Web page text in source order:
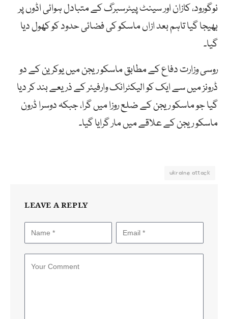
نوگورود، کازان اور سینٹ پیٹرسبرگ کے متبادل ہوائی اڈوں پر
بھیجا گیا تاہم بعد ازاں ماسکو کی فضائی حدود کو کھول دیا
گیا۔
روسی وزارت دفاع کے مطابق ماسکو ریجن میں یوکرین کے دو
ڈرونز میں سے ایک کو الیکٹرانک وارفیئر کے ذریعے بند کر دیا
گیا جو ماسکو ریجن کے ضلع روزا میں گرا، جبکہ دوسرا ڈرون
ماسکو ریجن کے علاقے میں مار گرایا گیا۔
ukraine attack
LEAVE A REPLY